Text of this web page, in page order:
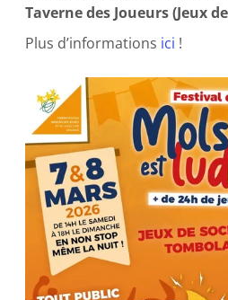
Taverne des Joueurs (Jeux
Plus d’informations ici !